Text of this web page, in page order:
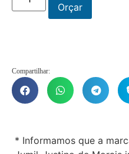
Orçar
Compartilhar:
* Informamos que a